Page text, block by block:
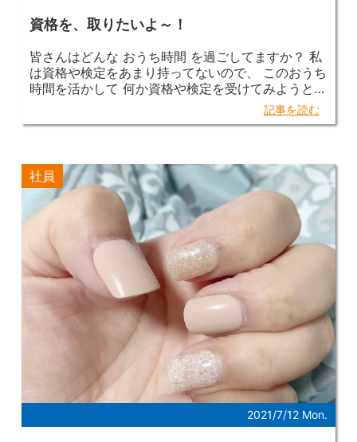
資格を、取りたいよ～！
皆さんはどんな おうち時間 を過ごしてますか？ 私
は資格や検定をあまり持ってないので、 このおうち
時間を活かして 何か資格や検定を受けてみようと思
い、 ネットで調べてみました。 今回の条件は ・自
宅で受けられること ・簡単に取れそうであること
粧品検定3級 化粧品は全くと言っていいほど使いま
せん。 こんな私でも受かるのかよくわかりません
が、 なんとなく取れそうだったので少し勉強してみ
ました。 意外と化粧品って奥が深い！！！！ 全く
関心がなかった私ですが、 化粧品を使う理由、使う
メリットなどを 知ることができました。 そして検
定を受検。 無事化粧品検定3級を取得することがで
きました。 後から合格証書が送られてくるようで
す。 これからはお肌に気を配って 生活していこう
と思いました。 こうして無事、化粧品検定に合格し
た私は マク○ナルドのポテトをパクパクモグモグ。
フライドポテトって色んな形や種類があるな～ と思
い、なんとなくネットで調べてみると、 日本フライ
ドポテト協会 フライドポテト・アンバサダー検定
こんなものを発見してしまいました。 こちらも少し
勉強すれば 取れる検定のようでしたので、 フライ
ドポテトについて色々調べて受検。 無事フライドポ
記事を読む
社員
2021/7/12 Mon.